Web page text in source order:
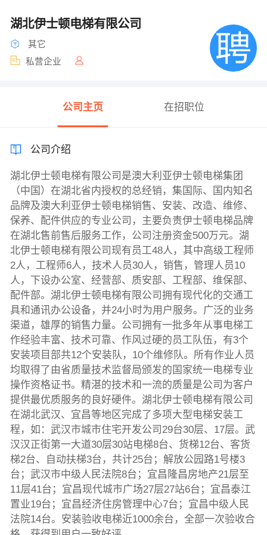
湖北伊士顿电梯有限公司
其它
私营企业
公司主页 在招职位
公司介绍
湖北伊士顿电梯有限公司是澳大利亚伊士顿电梯集团
（中国）在湖北省内授权的总经销，集国际、国内知名
品牌及澳大利亚伊士顿电梯销售、安装、改造、维修、
保养、配件供应的专业公司，主要负责伊士顿电梯品牌
在湖北售前售后服务工作，公司注册资金500万元。湖
北伊士顿电梯有限公司现有员工48人，其中高级工程师
2人，工程师6人，技术人员30人，销售，管理人员10
人，下设办公室、经营部、质安部、工程部、维保部、
配件部。湖北伊士顿电梯有限公司拥有现代化的交通工
具和通讯办公设备，并24小时为用户服务。广泛的业务
渠道，雄厚的销售力量。公司拥有一批多年从事电梯工
作经验丰富、技术可靠、作风过硬的员工队伍，有3个
安装项目部共12个安装队，10个维修队。所有作业人员
均取得了由省质量技术监督局颁发的国家统一电梯专业
操作资格证书。精湛的技术和一流的质量是公司为客户
提供最优质服务的良好硬件。湖北伊士顿电梯有限公司
在湖北武汉、宜昌等地区完成了多项大型电梯安装工
程，如：武汉市城市住宅开发公司29台30层、17层。武
汉汉正街第一大道30层30站电梯8台、货梯12台、客货
梯2台、自动扶梯3台，共计25台；解放公园路1号楼3
台；武汉市中级人民法院8台；宜昌隆昌房地产21层至
11层41台；宜昌现代城市广场27层27站6台；宜昌泰江
置业19台；宜昌经济住房管理中心7台；宜昌中级人民
法院14台。安装验收电梯近1000余台，全部一次验收合